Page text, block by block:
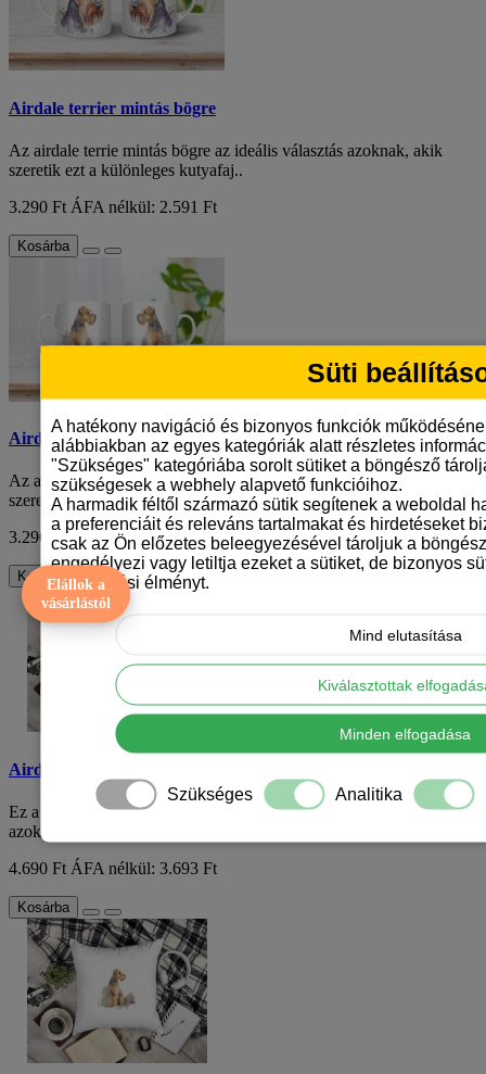
Airdale terrier mintás bögre
Az airdale terrie mintás bögre az ideális választás azoknak, akik
szeretik ezt a különleges kutyafaj..
3.290 Ft ÁFA nélkül: 2.591 Ft
Kosárba
Airdale terrier mintás bögre
Az airdale terrie mintás bögre az ideális választás azoknak, akik
szeretik ezt a különleges kutyafaj..
3.290 FtÁFA nélkül: 2.591 Ft
Kosárba
Airdale terrier párna
Ez a párna lenyűgöző airdale terrier mintázattal tökéletes választás
azoknak, akik rajonganak az air..
4.690 Ft ÁFA nélkül: 3.693 Ft
Kosárba
Elállok a
vásárlástól
Süti
A hatékony navigáció és bizonyos funkciók
alábbiakban az egyes kategóriák alatt részletes
"Szükséges" kategóriába sorolt sütiket a böngésző
szükségesek a webhely alapvető funkcióihoz.
A harmadik féltől származó sütik segítenek a weboldal
a preferenciáit és releváns tartalmakat és hirdetéseket
csak az Ön előzetes beleegyezésével tároljuk a
engedélyezi vagy letiltja ezeket a sütiket, de bizonyos
böngészési élményt.
Mind elutasítása
Kiválasztottak
Minden elfogadása
Szükséges Analitika